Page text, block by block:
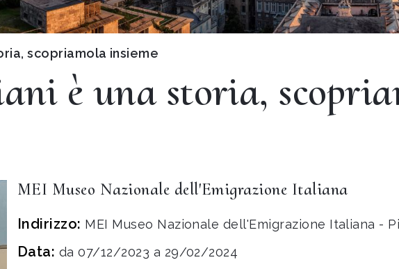
scopriamola insieme
è una storia,
MEI Museo Nazionale dell'Emigrazione Italiana
Indirizzo: MEI Museo Nazionale dell'Emigrazione Italiana -
Data: da 07/12/2023 a 29/02/2024